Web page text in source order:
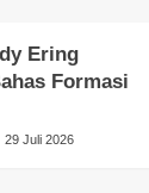
Ering
Formasi
29 Juli 2026